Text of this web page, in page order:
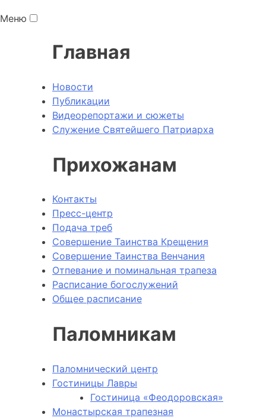
Меню
Главная
Новости
Публикации
Видеорепортажи и сюжеты
Служение Святейшего Патриарха
Прихожанам
Контакты
Пресс-центр
Подача треб
Совершение Таинства Крещения
Совершение Таинства Венчания
Отпевание и поминальная трапеза
Расписание богослужений
Общее расписание
Паломникам
Паломнический центр
Гостиницы Лавры
Гостиница «Феодоровская»
Монастырская трапезная